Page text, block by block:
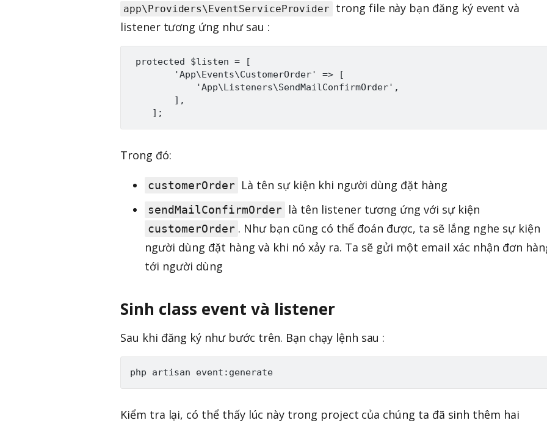
app\Providers\EventServiceProvider
trong file này bạn đăng ký event và
listener tương ứng như sau :
protected $listen = [
        'App\Events\CustomerOrder' => [
            'App\Listeners\SendMailConfirmOrder',
        ],
Trong đó:
customerOrder Là tên sự kiện khi người dùng đặt hàng
sendMailConfirmOrder là tên listener tương ứng với sự kiện
customerOrder . Như bạn cũng có thể đoán được, ta sẽ lắng nghe sự kiện
người dùng đặt hàng và khi nó xảy ra. Ta sẽ gửi một email xác nhận đơn
tới người dùng
Sinh class event và listener
Sau khi đăng ký như bước trên. Bạn chạy lệnh sau :
Kiểm tra lại, có thể thấy lúc này trong project của chúng ta đã sinh thêm hai